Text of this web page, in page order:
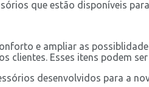
que estão disponíveis
e ampliar as
clientes. Esses itens podem
desenvolvidos para a